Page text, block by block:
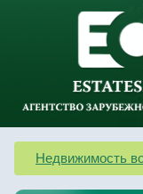
Недвижимость